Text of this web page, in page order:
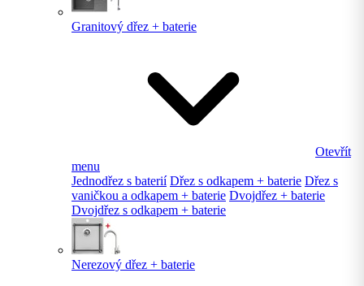
Granitový dřez + baterie
Otevřít
menu
Jednodřez s baterií Dřez s odkapem + baterie Dřez s
vaničkou a odkapem + baterie Dvojdřez + baterie
Dvojdřez s odkapem + baterie
Nerezový dřez + baterie